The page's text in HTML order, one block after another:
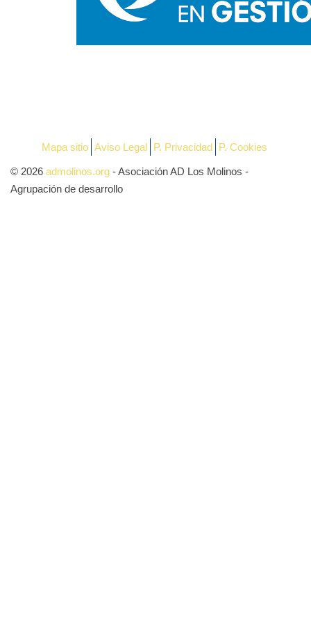
Mapa sitio Aviso Legal P. Privacidad P. Cookies
© 2026 admolinos.org - Asociación AD Los Molinos -
Agrupación de desarrollo